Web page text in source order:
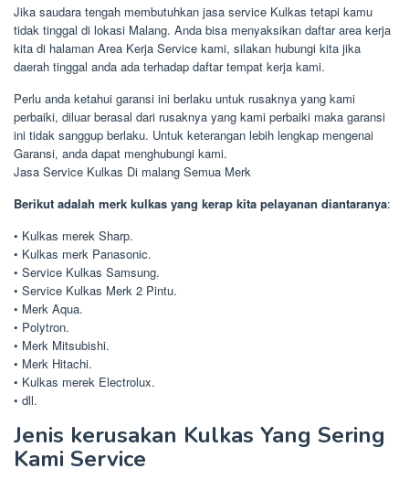
Jika saudara tengah membutuhkan jasa service Kulkas tetapi kamu
tidak tinggal di lokasi Malang. Anda bisa menyaksikan daftar area kerja
kita di halaman Area Kerja Service kami, silakan hubungi kita jika
daerah tinggal anda ada terhadap daftar tempat kerja kami.
Perlu anda ketahui garansi ini berlaku untuk rusaknya yang kami
perbaiki, diluar berasal dari rusaknya yang kami perbaiki maka garansi
ini tidak sanggup berlaku. Untuk keterangan lebih lengkap mengenai
Garansi, anda dapat menghubungi kami.
Jasa Service Kulkas Di malang Semua Merk
Berikut adalah merk kulkas yang kerap kita pelayanan diantaranya:
• Kulkas merek Sharp.
• Kulkas merk Panasonic.
• Service Kulkas Samsung.
• Service Kulkas Merk 2 Pintu.
• Merk Aqua.
• Polytron.
• Merk Mitsubishi.
• Merk Hitachi.
• Kulkas merek Electrolux.
• dll.
Jenis kerusakan Kulkas Yang Sering
Kami Service